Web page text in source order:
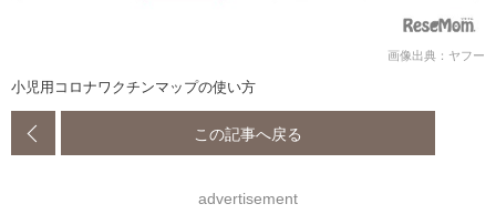
画像出典：ヤフー
小児用コロナワクチンマップの使い方
この記事へ戻る
advertisement